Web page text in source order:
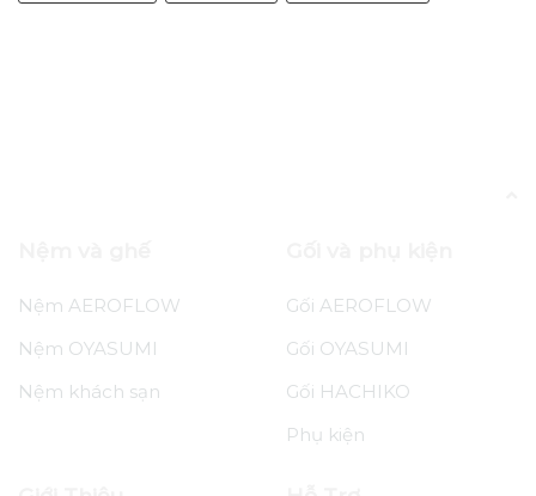
Nệm AEROFLOW
Nệm OYASUMI
Nệm khách sạn
Gối AEROFLOW
Gối OYASUMI
Gối HACHIKO
Phụ kiện